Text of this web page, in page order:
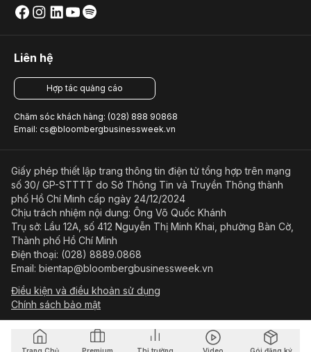
Liên hệ
Hợp tác quảng cáo
Chăm sóc khách hàng: (028) 888 90868
Email: cs@bloombergbusinessweek.vn
Giấy phép thiết lập trang thông tin điện tử tổng hợp trên mạng
số 30/ GP-STTTT do Sở Thông Tin và Truyền Thông thành
phố Hồ Chí Minh cấp ngày 24/12/2024
Chịu trách nhiệm nội dung: Ông Võ Quốc Khánh
Trụ sở: Lầu 12A, số 412 Nguyễn Thị Minh Khai, phường Bàn Cờ,
Thành phố Hồ Chí Minh
Điện thoại: (028) 8889.0868
Email: bientap@bloombergbusinessweek.vn
Điều kiện và điều khoản sử dụng
Chính sách bảo mật
© Copyright 2023-2026 Công ty Cổ phần Beacon Asia Media